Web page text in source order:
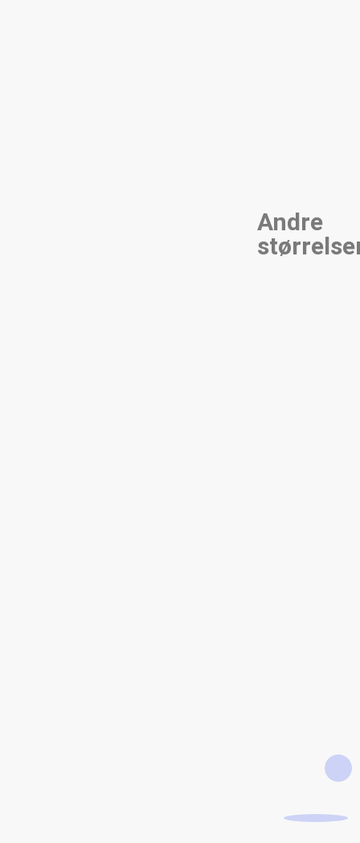
Andre